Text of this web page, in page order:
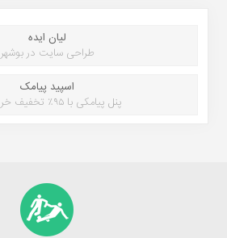
لیان ایده
طراحی سایت در بوشهر
اسپید پیامک
پنل پیامکی با ۹۵٪ تخفیف خرید پنل